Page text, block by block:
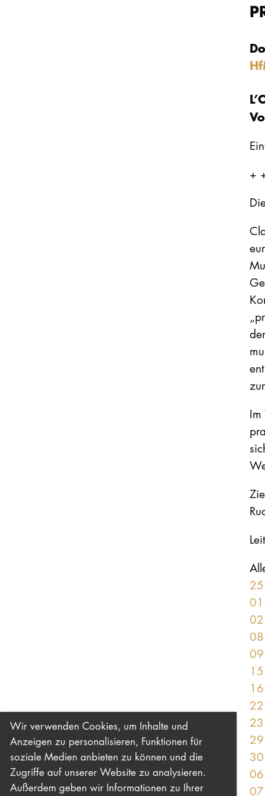
+
Wir verwenden Cookies, um Inhalte und
Anzeigen zu personalisieren, Funktionen für
soziale Medien anbieten zu können und die
Zugriffe auf unserer Website zu analysieren.
Außerdem geben wir Informationen zu Ihrer